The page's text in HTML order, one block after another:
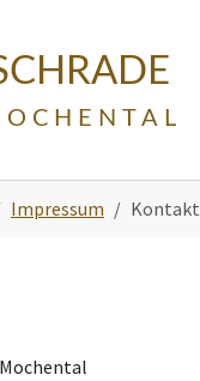
Impressum Kontakt